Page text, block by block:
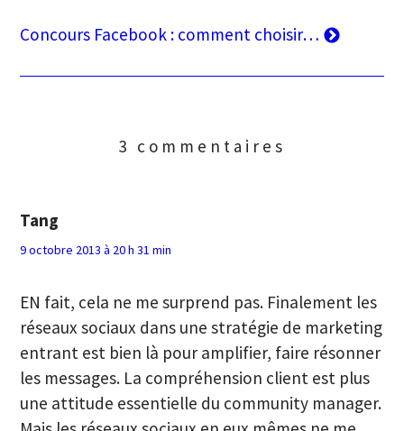
Article
Concours Facebook : comment choisir…
3 commentaires
Tang
9 octobre 2013 à 20 h 31 min
EN fait, cela ne me surprend pas. Finalement les
réseaux sociaux dans une stratégie de marketing
entrant est bien là pour amplifier, faire résonner
les messages. La compréhension client est plus
une attitude essentielle du community manager.